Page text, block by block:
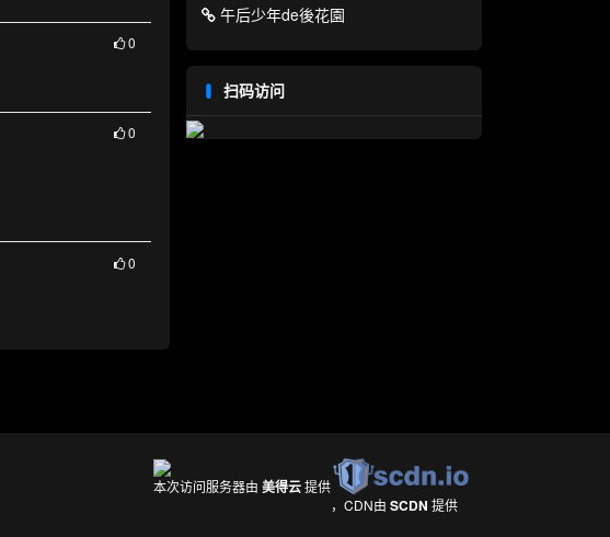
0
0
0
午后少年de後花園
扫码访问
本次访问服务器由 美得云提供
，CDN由 SCDN 提供